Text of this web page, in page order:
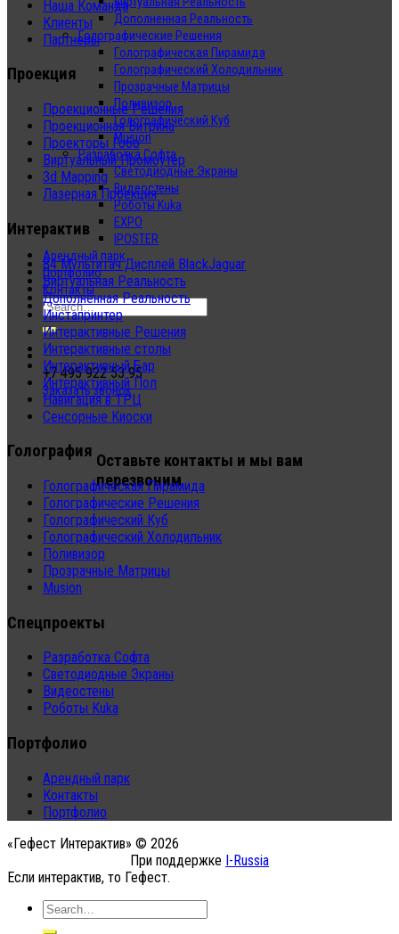
Дополненная Реальность
Голографические Решения
Голографическая Пирамида
Голографический Холодильник
Прозрачные Матрицы
Поливизор
Голографический Куб
Musion
Разработка Софта
Светодиодные Экраны
Видеостены
Роботы Kuka
EXPO
IPOSTER
Арендный парк
Портфолио
Контакты
+7 495 922 53 95
Заказать звонок
Оставьте контакты и мы вам
перезвоним
Наша Команда
Клиенты
Партнеры
Проекция
Проекционные Решения
Проекционная Витрина
Проекторы Гобо
Виртуальный Промоутер
3d Mapping
Лазерная Проекция
Интерактив
84 Мультитач Дисплей BlackJaguar
Виртуальная Реальность
Дополненная Реальность
Инстапринтер
Интерактивные Решения
Интерактивные столы
Интерактивный Бар
Интерактивный Пол
Навигация в ТРЦ
Сенсорные Киоски
Голография
Голографическая Пирамида
Голографические Решения
Голографический Куб
Голографический Холодильник
Поливизор
Прозрачные Матрицы
Musion
Спецпроекты
Разработка Софта
Светодиодные Экраны
Видеостены
Роботы Kuka
Портфолио
Арендный парк
Контакты
Портфолио
«Гефест Интерактив» © 2026
При поддержке I-Russia
Если интерактив, то Гефест.